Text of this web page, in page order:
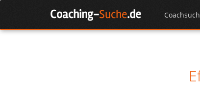
Skip
Coaching-Suche.de